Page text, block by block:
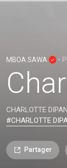
MBOA SAWA •
CHARLOTTE
#CHARLOTTE
Partager